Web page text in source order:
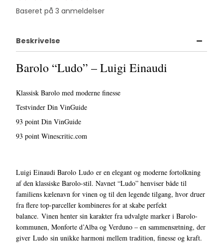
Baseret på 3 anmeldelser
Beskrivelse
Barolo “Ludo” – Luigi Einaudi
Klassisk Barolo med moderne finesse
Testvinder Din VinGuide
93 point Din VinGuide
93 point Winescritic.com
Luigi Einaudi Barolo Ludo er en elegant og moderne fortolkning
af den klassiske Barolo-stil. Navnet “Ludo” henviser både til
familiens kælenavn for vinen og til den legende tilgang, hvor druer
fra flere top-parceller kombineres for at skabe perfekt
balance. Vinen henter sin karakter fra udvalgte marker i Barolo-
kommunen, Monforte d’Alba og Verduno – en sammensætning, der
giver Ludo sin unikke harmoni mellem tradition, finesse og kraft.